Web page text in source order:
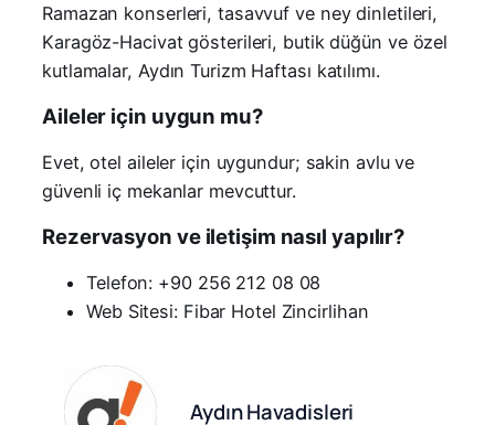
Ramazan konserleri, tasavvuf ve ney dinletileri,
Karagöz-Hacivat gösterileri, butik düğün ve özel
kutlamalar, Aydın Turizm Haftası katılımı.
Aileler için uygun mu?
Evet, otel aileler için uygundur; sakin avlu ve
güvenli iç mekanlar mevcuttur.
Rezervasyon ve iletişim nasıl yapılır?
Telefon: +90 256 212 08 08
Web Sitesi: Fibar Hotel Zincirlihan
Aydın Havadisleri